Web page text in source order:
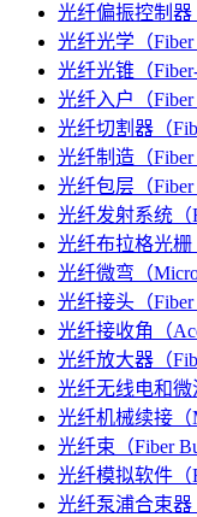
光纤偏振控制器
光纤光学（Fiber
光纤光锥（Fiber-
光纤入户（Fiber
光纤切割器（
光纤制造（Fiber
光纤包层（Fiber
光纤发射系统（
光纤布拉格光栅
光纤微弯（
光纤接头（Fiber
光纤接收角（
光纤放大器（
光纤无线电和微
光纤机械续接（
光纤束（Fiber
光纤模拟软件（
光纤泵浦合束器